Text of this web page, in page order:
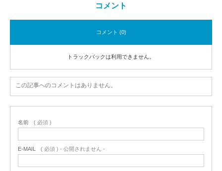
コメント
コメント (0)
トラックバックは利用できません。
この記事へのコメントはありません。
名前 ( 必須 )
E-MAIL ( 必須 ) - 公開されません -